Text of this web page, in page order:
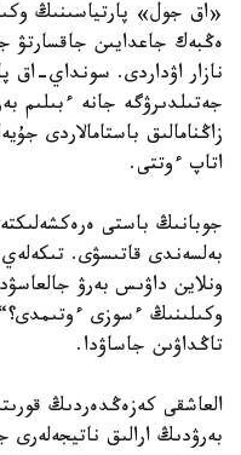
«اق جول» پارتياسىنىڭ
ەڭبەك جاعدايىن جاقسارتۋ
نازار اۋداردى. سونداي-اق
جەتىلدىرۋگە جانە ءبىلىم
زاڭنامالىق باستامالاردى
اتاپ ءوتتى.
جوبانىڭ باستى
ونلاين داۋىس بەرۋ
وكىلىنىڭ ءسوزى
تاڭداۋىن جاساۋدا.
العاشقى كەزەڭدەردىڭ
بەرۋدىڭ ارالىق ناتيجەلەرى